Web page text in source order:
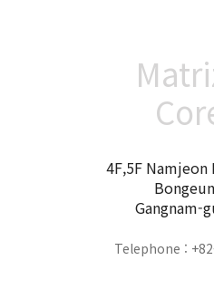
4F,5F
Gangnam-
Telephone :